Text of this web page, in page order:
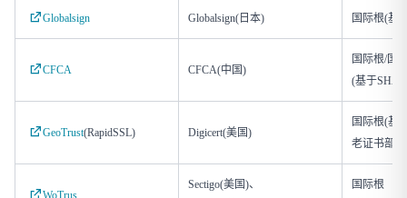
Globalsign Globalsign(日本) 国际根(基
CFCA CFCA(中国)
国际根/国
(基于
GeoTrust(RapidSSL) Digicert(美国)
国际根(基
老证书部
WoTrus
Sectigo(美国)、
国际根